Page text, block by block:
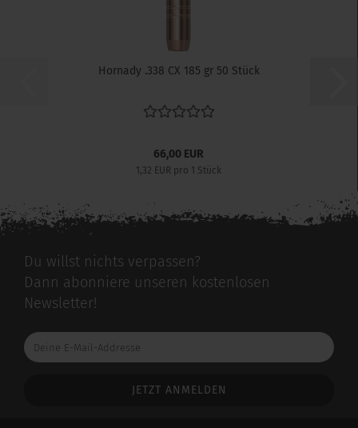
Hornady .338 CX 185 gr 50 Stück
66,00 EUR
1,32 EUR pro 1 Stück
Du willst nichts verpassen?
Dann abonniere unseren kostenlosen
Newsletter!
Deine
E-